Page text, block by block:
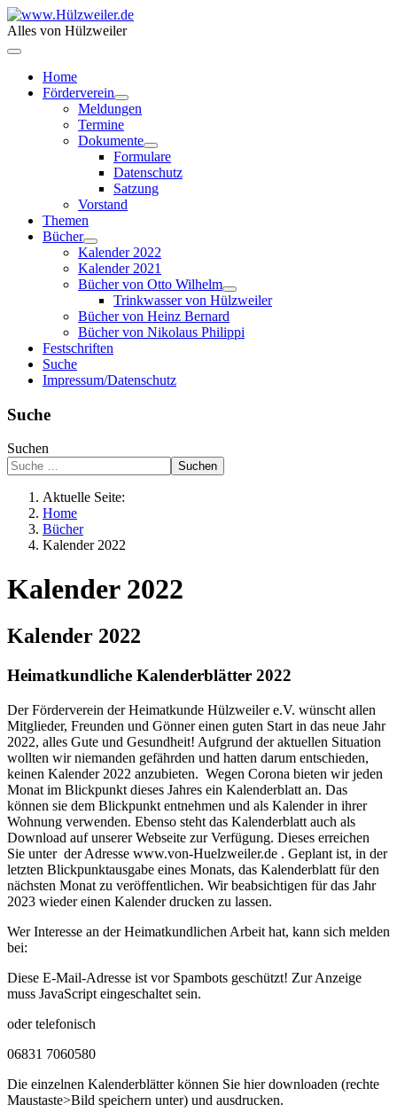
Alles von Hülzweiler
Home
Förderverein
Meldungen
Termine
Dokumente
Formulare
Datenschutz
Satzung
Vorstand
Themen
Bücher
Kalender 2022
Kalender 2021
Bücher von Otto Wilhelm
Trinkwasser von Hülzweiler
Bücher von Heinz Bernard
Bücher von Nikolaus Philippi
Festschriften
Suche
Impressum/Datenschutz
Suche
Suchen
Suchen
Aktuelle Seite:
Home
Bücher
Kalender 2022
Kalender 2022
Kalender 2022
Heimatkundliche Kalenderblätter 2022
Der Förderverein der Heimatkunde Hülzweiler e.V. wünscht allen
Mitglieder, Freunden und Gönner einen guten Start in das neue Jahr
2022, alles Gute und Gesundheit! Aufgrund der aktuellen Situation
wollten wir niemanden gefährden und hatten darum entschieden,
keinen Kalender 2022 anzubieten. Wegen Corona bieten wir jeden
Monat im Blickpunkt dieses Jahres ein Kalenderblatt an. Das
können sie dem Blickpunkt entnehmen und als Kalender in ihrer
Wohnung verwenden. Ebenso steht das Kalenderblatt auch als
Download auf unserer Webseite zur Verfügung. Dieses erreichen
Sie unter der Adresse www.von-Huelzweiler.de . Geplant ist, in der
letzten Blickpunktausgabe eines Monats, das Kalenderblatt für den
nächsten Monat zu veröffentlichen. Wir beabsichtigen für das Jahr
2023 wieder einen Kalender drucken zu lassen.
Wer Interesse an der Heimatkundlichen Arbeit hat, kann sich melden
bei:
Diese E-Mail-Adresse ist vor Spambots geschützt! Zur Anzeige
muss JavaScript eingeschaltet sein.
oder telefonisch
06831 7060580
Die einzelnen Kalenderblätter können Sie hier downloaden (rechte
Maustaste>Bild speichern unter) und ausdrucken.